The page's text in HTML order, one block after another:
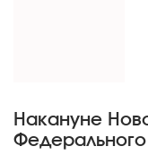
Накануне
Федерального